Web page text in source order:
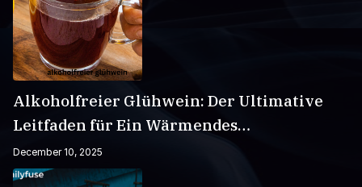
Alkoholfreier Glühwein: Der Ultimative
Leitfaden für Ein Wärmendes
Wintergetränk
December 10, 2025